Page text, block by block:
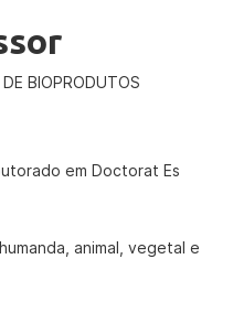
BIOPRODUTOS
em Doctorat Es
animal, vegetal e